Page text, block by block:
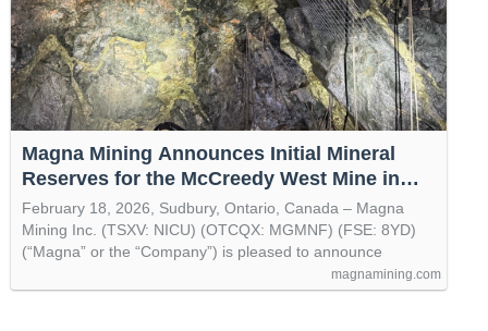
Magna Mining Announces Initial Mineral
Reserves for the McCreedy West Mine in
Sudbury, Ontario - Magna Mining (TSXV:
NICU)
February 18, 2026, Sudbury, Ontario, Canada – Magna
Mining Inc. (TSXV: NICU) (OTCQX: MGMNF) (FSE: 8YD)
(“Magna” or the “Company”) is pleased to announce
magnamining.com